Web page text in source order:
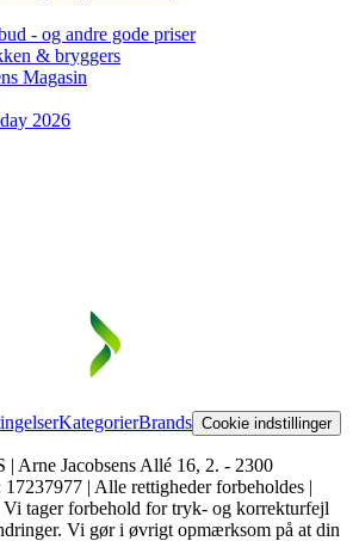
- og andre gode priser
& bryggers
Magasin
2026
KategorierBrands Cookie indstillinger
Arne Jacobsens Allé 16, 2. - 2300
| Alle rettigheder forbeholdes |
tager forbehold for tryk- og korrekturfejl
Vi gør i øvrigt opmærksom på at din